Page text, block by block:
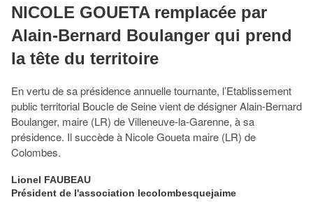
NICOLE GOUETA remplacée par
Alain-Bernard Boulanger qui prend
la tête du territoire
En vertu de sa présidence annuelle tournante, l’Etablissement
public territorial Boucle de Seine vient de désigner Alain-Bernard
Boulanger, maire (LR) de Villeneuve-la-Garenne, à sa
présidence. Il succède à Nicole Goueta maire (LR) de
Colombes.
Lionel FAUBEAU
Président de l'association lecolombesquejaime